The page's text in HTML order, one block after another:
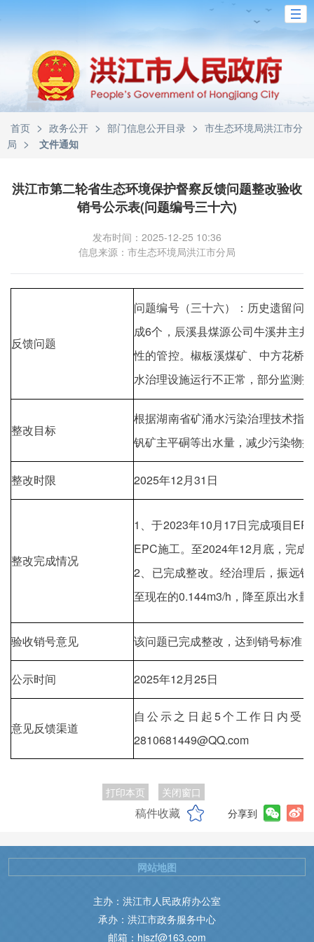
首页 > 政务公开 > 部门信息公开目录 > 市生态环境局洪江市分
局 > 文件通知
洪江市第二轮省生态环境保护督察反馈问题整改验收
销号公示表(问题编号三十六)
发布时间：2025-12-25 10:36
信息来源：市生态环境局洪江市分局
反馈问题
问题编号（三十六）：历史遗留问
成6个，辰溪县煤源公司牛溪井主
性的管控。椒板溪煤矿、中方花桥
水治理设施运行不正常，部分监测
整改目标
根据湖南省矿涌水污染治理技术指
钒矿主平硐等出水量，减少污染物
整改时限 2025年12月31日
整改完成情况
1、于2023年10月17日完成项目
EPC施工。至2024年12月底，完
2、已完成整改。经治理后，振远
至现在的0.144m3/h，降至原出水
验收销号意见 该问题已完成整改，达到销号标准
公示时间 2025年12月25日
意见反馈渠道
自公示之日起5个工作日内受
2810681449@QQ.com
打印本页 关闭窗口
稿件收藏 分享到
主办：洪江市人民政府办公室
承办：洪江市政务服务中心
邮箱：hjszf@163.com
网站地图